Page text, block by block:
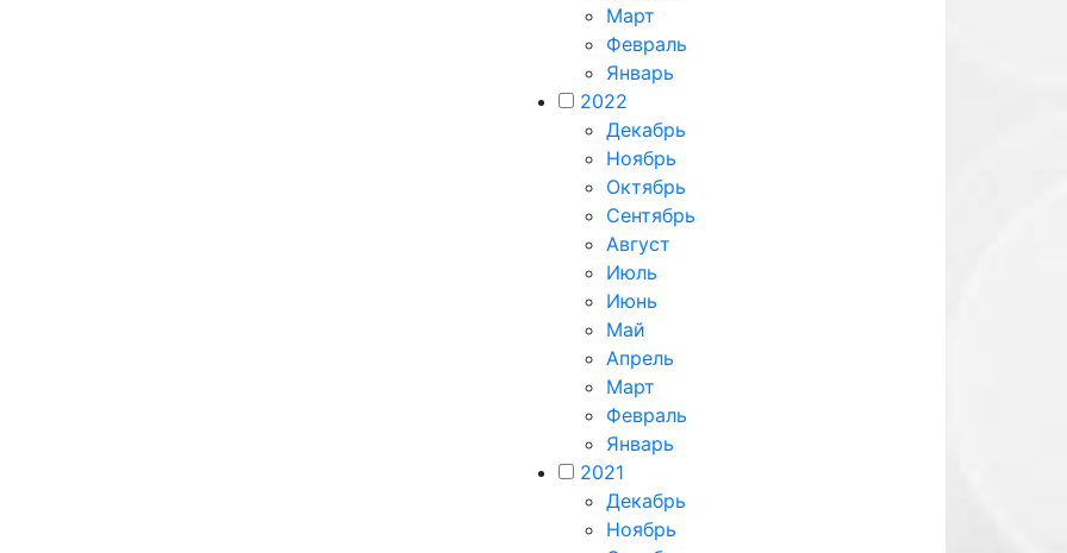
Март
Февраль
Январь
2022
Декабрь
Ноябрь
Октябрь
Сентябрь
Август
Июль
Июнь
Май
Апрель
Март
Февраль
Январь
2021
Декабрь
Ноябрь